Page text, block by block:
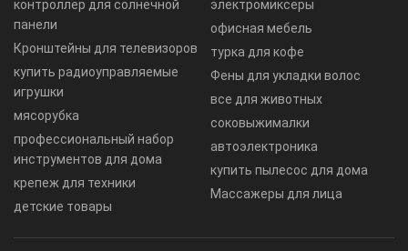
контроллер для солнечной
панели
Кронштейны для телевизоров
купить радиоуправляемые
игрушки
мясорубка
профессиональный набор
инструментов для дома
крепеж для техники
детские товары
электромиксеры
офисная мебель
турка для кофе
Фены для укладки волос
все для животных
соковыжималки
автоэлектроника
купить пылесос для дома
Массажеры для лица